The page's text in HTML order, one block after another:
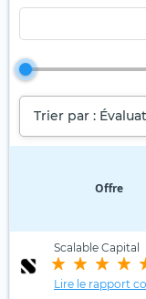
Trier par :
Offre
Scalable Capital
Lire le rapport